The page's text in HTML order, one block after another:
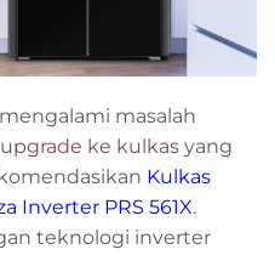
masalah
upgrade ke kulkas yang
Kulkas
Inverter PRS 561X.
teknologi inverter